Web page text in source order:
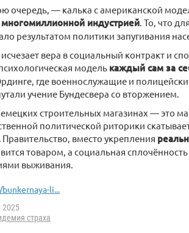
очередь, — калька с американской
многомиллионной индустрией . То, что
результатом политики запугивания
вера в социальный контракт и
модель каждый сам за
где военнослужащие и
учение Бундесвера со вторжением.
строительных магазинах — это
политической риторики
Правительство, вместо укрепления
товаром, а социальная
выживания.
li...
2025
страха